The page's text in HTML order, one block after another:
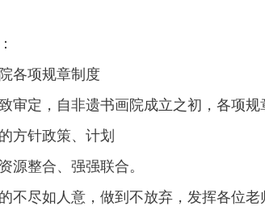
各项规章制度
审定，自非遗书画院成立之初，各项
方针政策、计划
源整合、强强联合。
不尽如人意，做到不放弃，发挥各位